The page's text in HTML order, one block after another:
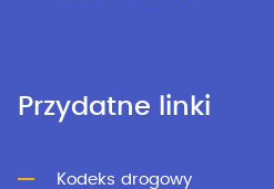
Przydatne linki
Kodeks drogowy